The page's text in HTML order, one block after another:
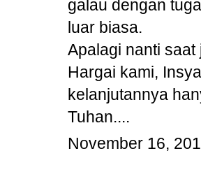
galau dengan
luar biasa.
Apalagi nanti saat
Hargai kami,
kelanjutannya
Tuhan....
November 16,